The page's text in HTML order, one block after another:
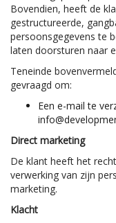
Bovendien, heeft de
gestructureerde,
persoonsgegevens te
laten doorsturen naar
Teneinde
gevraagd om:
Een e-mail te
Direct marketing
De klant heeft het
verwerking van zijn
marketing.
Klacht